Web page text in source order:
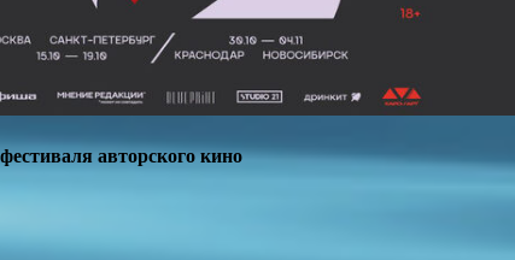
авторского кино